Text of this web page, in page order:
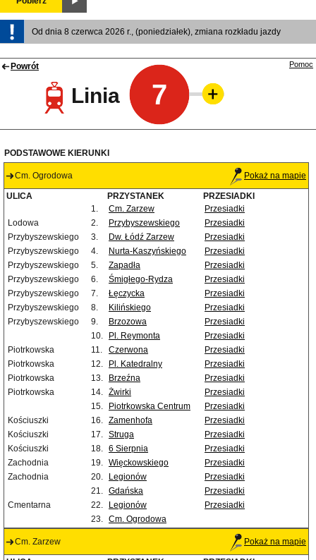
Od dnia 8 czerwca 2026 r., (poniedziałek), zmiana rozkładu jazdy
Powrót
Linia 7
Pomoc
PODSTAWOWE KIERUNKI
Cm. Ogrodowa Pokaż na mapie
ULICA PRZYSTANEK
PRZESIADKI
1.
Cm. Zarzew
Przesiadki
Lodowa
2. Przybyszewskiego
Przesiadki
Przybyszewskiego
3. Dw. Łódź Zarzew
Przesiadki
Przybyszewskiego
4. Nurta-Kaszyńskiego
Przesiadki
Przybyszewskiego
5. Zapadła
Przesiadki
Przybyszewskiego
6. Śmigłego-Rydza
Przesiadki
Przybyszewskiego
7. Łęczycka
Przesiadki
Przybyszewskiego
8. Kilińskiego
Przesiadki
Przybyszewskiego
9. Brzozowa
Przesiadki
10.
Pl. Reymonta
Przesiadki
Piotrkowska
11. Czerwona
Przesiadki
Piotrkowska
12. Pl. Katedralny
Przesiadki
Piotrkowska
13. Brzeźna
Przesiadki
Piotrkowska
14. Żwirki
Przesiadki
15.
Piotrkowska Centrum
Przesiadki
Kościuszki
16. Zamenhofa
Przesiadki
Kościuszki
17. Struga
Przesiadki
Kościuszki
18. 6 Sierpnia
Przesiadki
Zachodnia
19. Więckowskiego
Przesiadki
Zachodnia
20. Legionów
Przesiadki
21. Gdańska
Przesiadki
Cmentarna
22. Legionów
Przesiadki
23. Cm. Ogrodowa
Cm. Zarzew Pokaż na mapie